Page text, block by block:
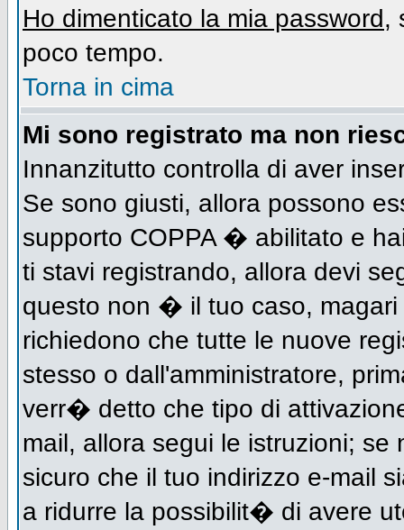
Ho dimenticato la mia password,
poco tempo.
Torna in cima
Mi sono registrato ma non
Innanzitutto controlla di aver
Se sono giusti, allora possono
supporto COPPA � abilitato e
ti stavi registrando, allora devi
questo non � il tuo caso,
richiedono che tutte le nuove
stesso o dall'amministratore,
verr� detto che tipo di
mail, allora segui le istruzioni;
sicuro che il tuo indirizzo e-mail
a ridurre la possibilit� di avere